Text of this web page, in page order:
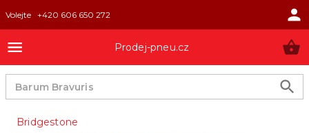
Volejte +420 606 650 272
Prodej-pneu.cz
Bridgestone